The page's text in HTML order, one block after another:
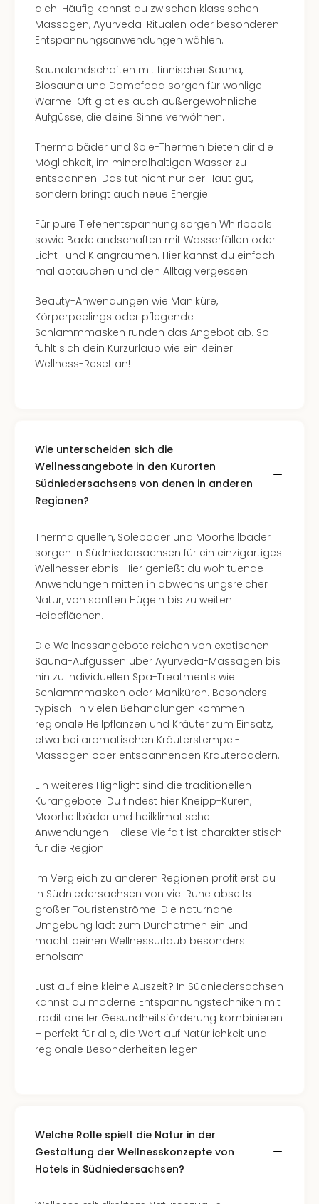
dich. Häufig kannst du zwischen klassischen
Massagen, Ayurveda-Ritualen oder besonderen
Entspannungsanwendungen wählen.
Saunalandschaften mit finnischer Sauna,
Biosauna und Dampfbad sorgen für wohlige
Wärme. Oft gibt es auch außergewöhnliche
Aufgüsse, die deine Sinne verwöhnen.
Thermalbäder und Sole-Thermen bieten dir die
Möglichkeit, im mineralhaltigen Wasser zu
entspannen. Das tut nicht nur der Haut gut,
sondern bringt auch neue Energie.
Für pure Tiefenentspannung sorgen Whirlpools
sowie Badelandschaften mit Wasserfällen oder
Licht- und Klangräumen. Hier kannst du einfach
mal abtauchen und den Alltag vergessen.
Beauty-Anwendungen wie Maniküre,
Körperpeelings oder pflegende
Schlammmasken runden das Angebot ab. So
fühlt sich dein Kurzurlaub wie ein kleiner
Wellness-Reset an!
Wie unterscheiden sich die
Wellnessangebote in den Kurorten
Südniedersachsens von denen in anderen
Regionen?
Thermalquellen, Solebäder und Moorheilbäder
sorgen in Südniedersachsen für ein einzigartiges
Wellnesserlebnis. Hier genießt du wohltuende
Anwendungen mitten in abwechslungsreicher
Natur, von sanften Hügeln bis zu weiten
Heideflächen.
Die Wellnessangebote reichen von exotischen
Sauna-Aufgüssen über Ayurveda-Massagen bis
hin zu individuellen Spa-Treatments wie
Schlammmasken oder Maniküren. Besonders
typisch: In vielen Behandlungen kommen
regionale Heilpflanzen und Kräuter zum Einsatz,
etwa bei aromatischen Kräuterstempel-
Massagen oder entspannenden Kräuterbädern.
Ein weiteres Highlight sind die traditionellen
Kurangebote. Du findest hier Kneipp-Kuren,
Moorheilbäder und heilklimatische
Anwendungen – diese Vielfalt ist charakteristisch
für die Region.
Im Vergleich zu anderen Regionen profitierst du
in Südniedersachsen von viel Ruhe abseits
großer Touristenströme. Die naturnahe
Umgebung lädt zum Durchatmen ein und
macht deinen Wellnessurlaub besonders
erholsam.
Lust auf eine kleine Auszeit? In Südniedersachsen
kannst du moderne Entspannungstechniken mit
traditioneller Gesundheitsförderung kombinieren
– perfekt für alle, die Wert auf Natürlichkeit und
regionale Besonderheiten legen!
Welche Rolle spielt die Natur in der
Gestaltung der Wellnesskonzepte von
Hotels in Südniedersachsen?